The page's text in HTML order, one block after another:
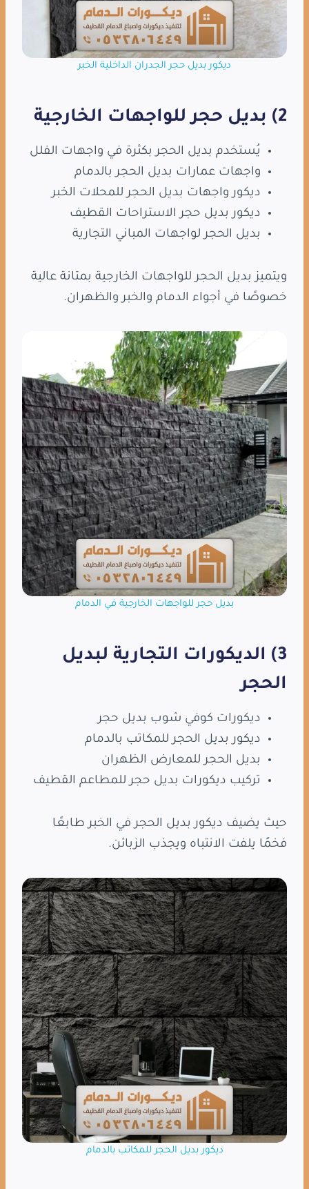
ديكور بديل حجر الجدران الداخلية الخبر
2) بديل حجر للواجهات الخارجية
يُستخدم بديل الحجر بكثرة في واجهات الفلل
واجهات عمارات بديل الحجر بالدمام
ديكور واجهات بديل الحجر للمحلات الخبر
ديكور بديل حجر الاستراحات القطيف
بديل الحجر لواجهات المباني التجارية
ويتميز بديل الحجر للواجهات الخارجية بمتانة عالية
خصوصًا في أجواء الدمام والخبر والظهران.
بديل حجر للواجهات الخارجية في الدمام
3) الديكورات التجارية لبديل
الحجر
ديكورات كوفي شوب بديل حجر
ديكور بديل الحجر للمكاتب بالدمام
بديل الحجر للمعارض الظهران
تركيب ديكورات بديل حجر للمطاعم القطيف
حيث يضيف ديكور بديل الحجر في الخبر طابعًا
فخمًا يلفت الانتباه ويجذب الزبائن.
ديكور بديل الحجر للمكاتب بالدمام